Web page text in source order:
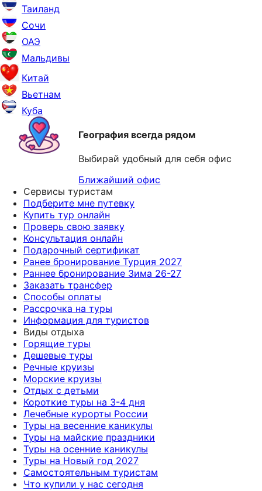
Таиланд
Сочи
ОАЭ
Мальдивы
Китай
Вьетнам
Куба
География всегда рядом
Выбирай удобный для себя офис
Ближайший офис
Сервисы туристам
Подберите мне путевку
Купить тур онлайн
Проверь свою заявку
Консультация онлайн
Подарочный сертификат
Ранее бронирование Турция 2027
Раннее бронирование Зима 26-27
Заказать трансфер
Способы оплаты
Рассрочка на туры
Информация для туристов
Виды отдыха
Горящие туры
Дешевые туры
Речные круизы
Морские круизы
Отдых с детьми
Короткие туры на 3-4 дня
Лечебные курорты России
Туры на весенние каникулы
Туры на майские праздники
Туры на осенние каникулы
Туры на Новый год 2027
Самостоятельным туристам
Что купили у нас сегодня